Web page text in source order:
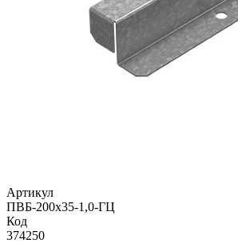
Артикул
ПВБ-200х35-1,0-ГЦ
Код
374250